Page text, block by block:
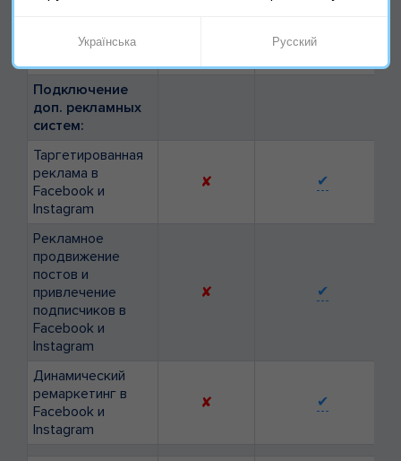
Динамический
✘
Подключение
доп. рекламных
систем:
Таргетированная
реклама в
Facebook и
Instagram
✘ ✔
Рекламное
продвижение
постов и
привлечение
подписчиков в
Facebook и
Instagram
✘ ✔
Динамический
ремаркетинг в
Facebook и
Instagram
✘ ✔
Українська Русский